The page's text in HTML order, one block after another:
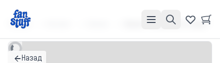
Главная Значок "Питер мосты закат"
Назад